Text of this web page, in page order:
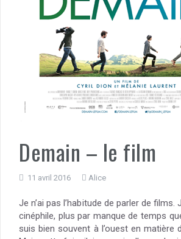
Demain – le film
11 avril 2016 Alice
Je n’ai pas l’habitude de parler de
cinéphile, plus par manque de temps
suis bien souvent à l’ouest en matière